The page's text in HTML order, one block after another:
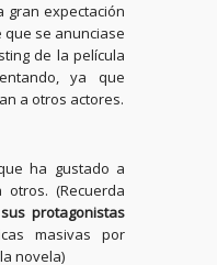
gran expectación
que se anunciase
de la película
ya que
a otros actores.
ha gustado a
(Recuerda
sus protagonistas
masivas por
novela)